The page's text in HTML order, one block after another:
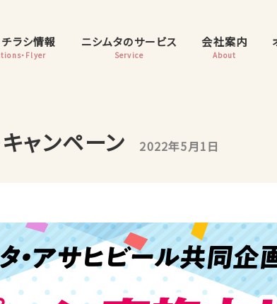
チラシ情報
・Flyer
ニシムタのサービス
Service
会社案内
About
ャンペーン 2022年5月1日